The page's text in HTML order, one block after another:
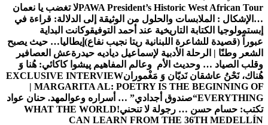
PAWA President’s Historic West African Tourلا تغضب يا نعمان
…الإشكال : الملابسات والحلول من الوثيقة إلى الدلالة: قراءة في
إبستمولوجيا الكتابة التاريخية عند أحمد التوفيقوكانت البداية
عبوراً (قصيدة للشاعرة اللبنانية ريتا نجيب نفاع) إيطاليا… حيث يصبح
الشعر وطنًا | الرحلة الأدبية لإسماعيل دياديه حيدرةعش العصافير
وقلب الصياد … وحديث الأم وعالم المفاهيم پیشوا کاکائي: هُنا وَ
هُناك، نَحْنُ عاشقان نَديّان وَ مَغْمورانEXCLUSIVE INTERVIEW
| MARGARITA AL: POETRY IS THE BEGINNING OF
EVERYTHING“صندوق أجدادي” … أسراره وعوالمهد. حنان عواد
تكتب: حسام حسن … رجولة لا تنحني!WHAT THE WORLD
CAN LEARN FROM THE 36TH MEDELLÍN